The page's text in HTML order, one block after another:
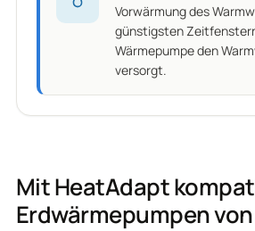
Vorwärmung des
günstigsten
Wärmepumpe den
versorgt.
Mit HeatAdapt
Erdwärmepumpen